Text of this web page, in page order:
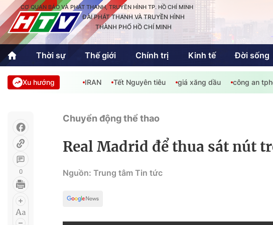
CƠ QUAN BÁO VÀ PHÁT THANH, TRUYỀN HÌNH TP. HỒ CHÍ MINH
ĐÀI PHÁT THANH VÀ TRUYỀN HÌNH
THÀNH PHỐ HỒ CHÍ MINH
Thời sự Thế giới Chính trị Kinh tế Đời sống
Thời sự
Thể thao
Quốc tế
Văn hóa - Giải trí
An Sinh
Công nghệ
Xu hướng IRAN Tết Nguyên tiêu giá xăng dầu công an
0
Chuyển động thể thao
Real Madrid để thua sát nút
Nguồn: Trung tâm Tin tức